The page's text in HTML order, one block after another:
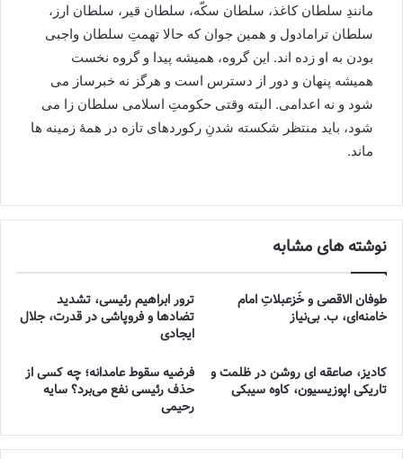
مانندِ سلطان کاغذ، سلطان سکّه، سلطان قیر، سلطان ارز،
سلطان ترامادول و همین جوان که حالا تهمتِ سلطان واجبی
بودن به او زده اند. این گروه، همیشه پیدا و گروه نخست
همیشه پنهان و دور از دسترس است و هرگز نه خبرساز می
شود و نه اعدامی. البته وقتی حکومتِ اسلامی سلطان زا می
شود، باید منتظر شکسته شدنِ رکوردهای تازه در همۀ زمینه ها
ماند.
نوشته های مشابه
طوفان الاقصی و خُزعبلاتِ امام
خامنه‌ای، ب. بی‌نیاز
ترور ابراهیم رئیسی، تشدید
تضادها و فروپاشی در قدرت، جلال
ایجادی
کادیز، صاعقه ای روشن در ظلمت و
تاریکی اپوزیسیون، کاوه سیبکی
فرضیه سقوط عامدانه؛ چه کسی از
حذف رئیسی نفع می‌برد؟ سایه
رحیمی